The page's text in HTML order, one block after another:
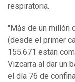
respiratoria.
"Más de un millón
(desde el primer
155.671 están
Vizcarra al dar un
el día 76 de